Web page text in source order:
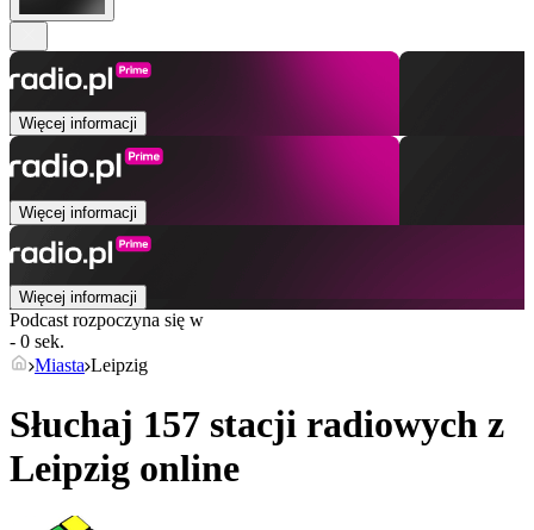
Więcej informacji
Więcej informacji
Więcej informacji
Podcast rozpoczyna się w
- 0 sek.
Miasta Leipzig
Słuchaj 157 stacji radiowych z
Leipzig online